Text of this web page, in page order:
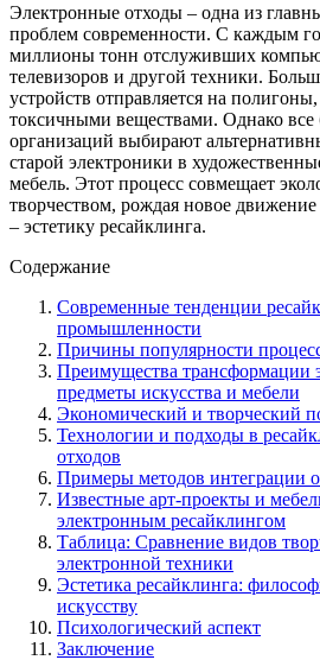
Электронные отходы – одна из
проблем современности. С каждым
миллионы тонн отслуживших
телевизоров и другой техники.
устройств отправляется на
токсичными веществами. Однако
организаций выбирают
старой электроники в
мебель. Этот процесс совмещает
творчеством, рождая новое
– эстетику ресайклинга.
Содержание
Современные тенденции
промышленности
Причины популярности
Преимущества трансформации
предметы искусства и мебели
Экономический и творческий
Технологии и подходы в
отходов
Примеры методов интеграции
Известные арт-проекты и
электронным ресайклингом
Таблица: Сравнение видов
электронной техники
Эстетика ресайклинга:
искусству
Психологический аспект
Заключение